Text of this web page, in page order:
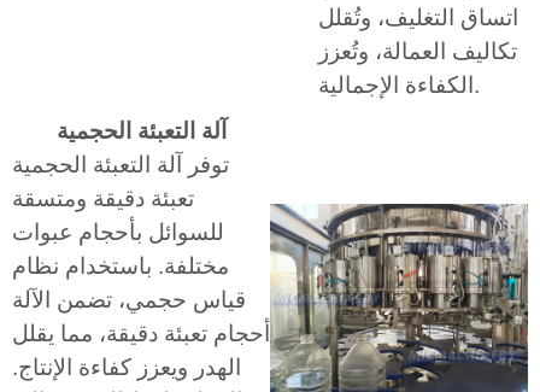
اتساق التغليف، وتُقلل
تكاليف العمالة، وتُعزز
الكفاءة الإجمالية.
آلة التعبئة الحجمية
توفر آلة التعبئة الحجمية
تعبئة دقيقة ومتسقة
للسوائل بأحجام عبوات
مختلفة. باستخدام نظام
قياس حجمي، تضمن الآلة
أحجام تعبئة دقيقة، مما يقلل
الهدر ويعزز كفاءة الإنتاج.